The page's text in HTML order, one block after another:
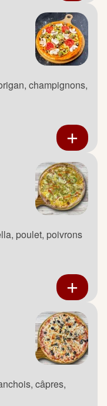
champignons,
poulet, poivrons
câpres,